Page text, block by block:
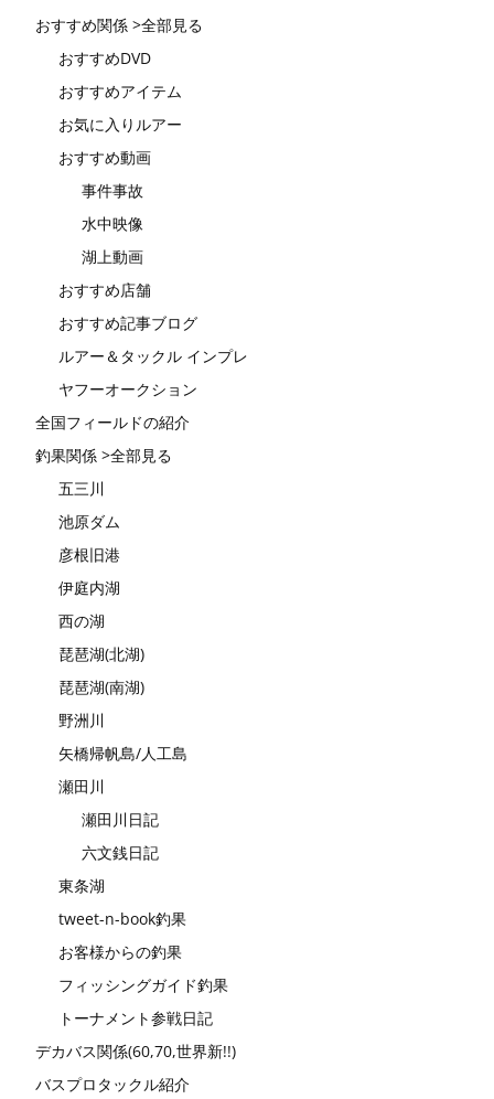
おすすめ関係 >全部見る
おすすめDVD
おすすめアイテム
お気に入りルアー
おすすめ動画
事件事故
水中映像
湖上動画
おすすめ店舗
おすすめ記事ブログ
ルアー＆タックル インプレ
ヤフーオークション
全国フィールドの紹介
釣果関係 >全部見る
五三川
池原ダム
彦根旧港
伊庭内湖
西の湖
琵琶湖(北湖)
琵琶湖(南湖)
野洲川
矢橋帰帆島/人工島
瀬田川
瀬田川日記
六文銭日記
東条湖
tweet-n-book釣果
お客様からの釣果
フィッシングガイド釣果
トーナメント参戦日記
デカバス関係(60,70,世界新!!)
バスプロタックル紹介